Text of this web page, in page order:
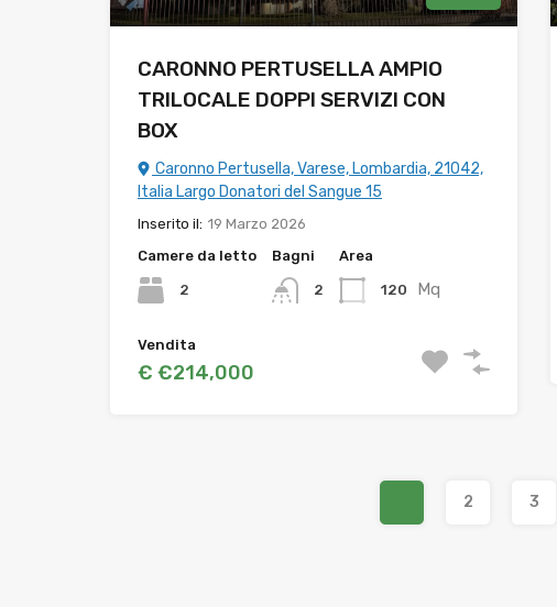
CARONNO PERTUSELLA AMPIO
TRILOCALE DOPPI SERVIZI CON
BOX
Caronno Pertusella, Varese, Lombardia, 21042,
Italia Largo Donatori del Sangue 15
Inserito il: 19 Marzo 2026
Camere da letto
2
Bagni
2
Area
120 Mq
Vendita
€ €214,000
2 3